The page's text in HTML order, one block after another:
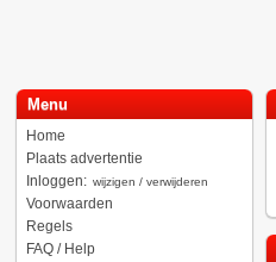
Menu
Home
Plaats advertentie
Inloggen: wijzigen / verwijderen
Voorwaarden
Regels
FAQ / Help